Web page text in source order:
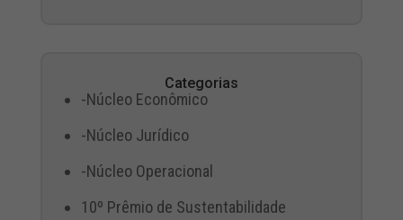
Categorias
-Núcleo Econômico
-Núcleo Jurídico
-Núcleo Operacional
10º Prêmio de Sustentabilidade